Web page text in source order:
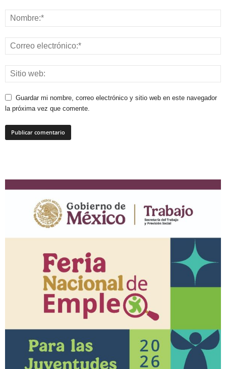
Guardar mi nombre, correo electrónico y sitio web en este navegador
la próxima vez que comente.